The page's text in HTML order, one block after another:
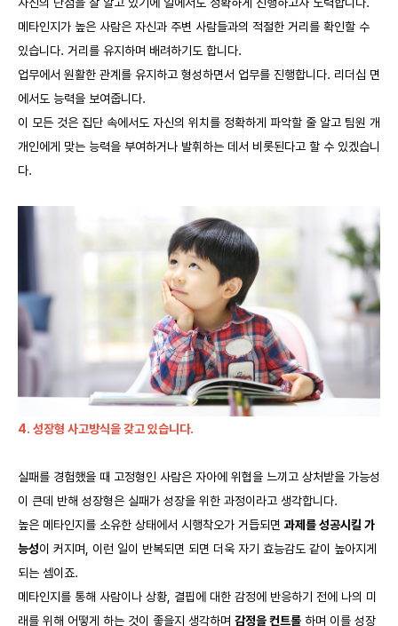
메타인지가 높은 사람은 자신과 주변 사람들과의 적절한 거리를 확인할 수
있습니다. 거리를 유지하며 배려하기도 합니다.
업무에서 원활한 관계를 유지하고 형성하면서 업무를 진행합니다. 리더십 면
에서도 능력을 보여줍니다.
이 모든 것은 집단 속에서도 자신의 위치를 정확하게 파악할 줄 알고 팀원 개
개인에게 맞는 능력을 부여하거나 발휘하는 데서 비롯된다고 할 수 있겠습니
다.
4. 성장형 사고방식을 갖고 있습니다.
실패를 경험했을 때 고정형인 사람은 자아에 위협을 느끼고 상처받을 가능성
이 큰데 반해 성장형은 실패가 성장을 위한 과정이라고 생각합니다.
높은 메타인지를 소유한 상태에서 시행착오가 거듭되면 과제를 성공시킬 가
능성이 커지며, 이런 일이 반복되면 되면 더욱 자기 효능감도 같이 높아지게
되는 셈이죠.
메타인지를 통해 사람이나 상황, 결핍에 대한 감정에 반응하기 전에 나의 미
래를 위해 어떻게 하는 것이 좋을지 생각하며 감정을 컨트롤 하며 이를 성장